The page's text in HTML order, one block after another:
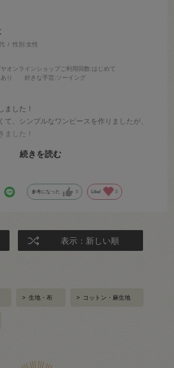
性別:女性
オンラインショップご利用回数:はじめて
:あり 好きな手芸:ソーイング
ました！
て、シンプルなワンピースを作りましたが、
ました！
続きを読む
参考になった 0 Like! 3
表示：新しい順
> 生地・布 > コットン・麻生地